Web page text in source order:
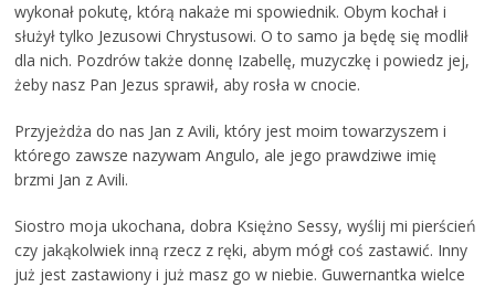
wykonał pokutę, którą nakaże mi spowiednik. Obym kochał i
służył tylko Jezusowi Chrystusowi. O to samo ja będę się modlił
dla nich. Pozdrów także donnę Izabellę, muzyczkę i powiedz jej,
żeby nasz Pan Jezus sprawił, aby rosła w cnocie.
Przyjeżdża do nas Jan z Avili, który jest moim towarzyszem i
którego zawsze nazywam Angulo, ale jego prawdziwe imię
brzmi Jan z Avili.
Siostro moja ukochana, dobra Księżno Sessy, wyślij mi pierścień
czy jakąkolwiek inną rzecz z ręki, abym mógł coś zastawić. Inny
już jest zastawiony i już masz go w niebie. Guwernantka wielce